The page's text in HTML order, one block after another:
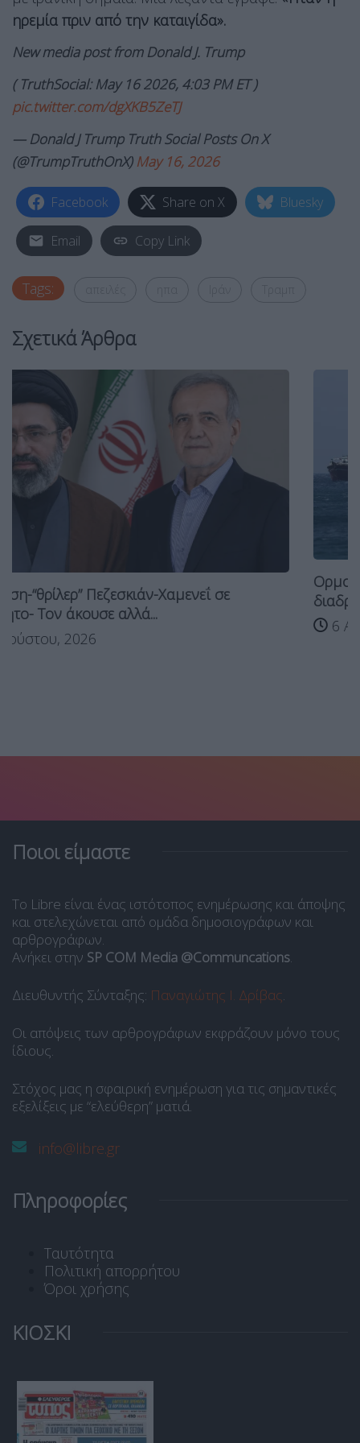
ηρεμία πριν από την καταιγίδα».
New media post from Donald J. Trump
( TruthSocial: May 16 2026, 4:03 PM ET )​​​‍​​‌‍​​‌‍​​​​​​​‌‍​​​​​​‌‍​​​​​​​​​‌‍​​​​​​​‌‍​‌‍​​​​​‌‍​​‌‍​​​​​​​‌‍​​​​​​​​​​‌‍​​​​​​​​‌‍​‌‍​​​​​​​‌‍​‌‍​​​​‌‍​​​​​​​​‌‍
pic.twitter.com/dgXKB5ZeTJ
— Donald J Trump Truth Social Posts On X
(@TrumpTruthOnX) May 16, 2026
Facebook Share on X Bluesky
Email Copy Link
Tags:
Σχετικά Άρθρα
Ορμούζ: Μεγάλο παζάρι για τους
διαδρόμους-Ποιος...
6 Αυγούστου, 2026
Ποιοι είμαστε
Το Libre είναι ένας ιστότοπος ενημέρωσης και άποψης
και στελεχώνεται από ομάδα δημοσιογράφων και
αρθρογράφων.
Ανήκει στην SP COM Media @Communcations
Διευθυντής Σύνταξης: Παναγιώτης Ι. Δρίβας
Οι απόψεις των αρθρογράφων εκφράζουν μόνο τους
ίδιους.
Στόχος μας η σφαιρική ενημέρωση για τις σημαντικές
εξελίξεις με “ελεύθερη” ματιά.
info@libre.gr
Πληροφορίες
Ταυτότητα
Πολιτική απορρήτου
Όροι χρήσης
ΚΙΟΣΚΙ